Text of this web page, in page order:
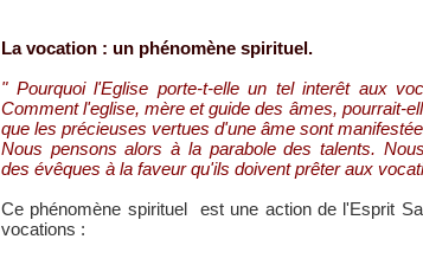
La vocation : un phénomène spirituel.
" Pourquoi l'Eglise porte-t-elle un tel interêt aux
Comment l'eglise, mère et guide des âmes, pourrait-
que les précieuses vertues d'une âme sont
Nous pensons alors à la parabole des talents.
des évêques à la faveur qu'ils doivent prêter aux
Ce phénomène spirituel est une action de l'Esprit
vocations :